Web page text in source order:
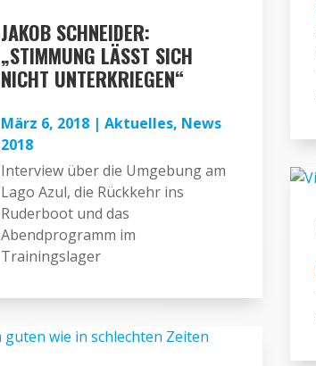
JAKOB SCHNEIDER:
„STIMMUNG LÄSST SICH
NICHT UNTERKRIEGEN“
März 6, 2018| Aktuelles, News
2018
Interview über die Umgebung am
Lago Azul, die Rückkehr ins
Ruderboot und das
Abendprogramm im
Trainingslager